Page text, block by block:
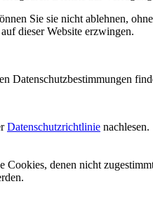
Sie sie nicht ablehnen,
dieser Website erzwingen.
Datenschutzbestimmungen
Datenschutzrichtlinie nachlesen.
denen nicht